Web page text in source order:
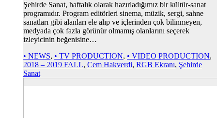
Şehirde Sanat, haftalık olarak hazırladığımız bir kültür-sanat
programıdır. Program editörleri sinema, müzik, sergi, sahne
sanatları gibi alanları ele alıp ve içlerinden çok bilinmeyen,
medyada çok fazla görünür olmamış olanlarını seçerek
izleyicinin beğenisine…
• NEWS, • TV PRODUCTION, • VIDEO PRODUCTION,
2018 – 2019 FALL, Cem Hakverdi, RGB Ekranı, Şehirde
Sanat